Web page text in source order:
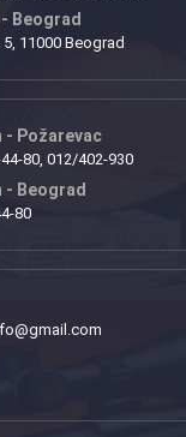
Beograd
11000 Beograd
- Požarevac
80, 012/402-930
- Beograd
80